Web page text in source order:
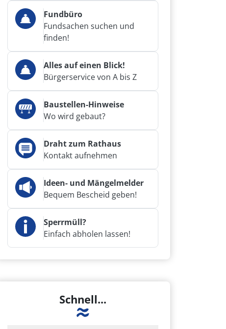
Fundbüro
Fundsachen suchen und
finden!
Alles auf einen Blick!
Bürgerservice von A bis Z
Baustellen-Hinweise
Wo wird gebaut?
Draht zum Rathaus
Kontakt aufnehmen
Ideen- und Mängelmelder
Bequem Bescheid geben!
Sperrmüll?
Einfach abholen lassen!
Schnell...